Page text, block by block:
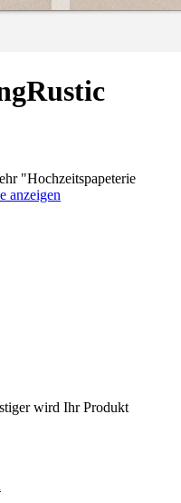
Rustic
"Hochzeitspapeterie
anzeigen
wird Ihr Produkt